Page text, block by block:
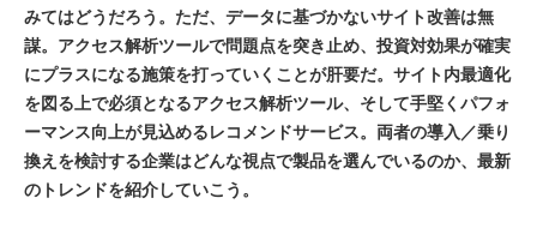
みてはどうだろう。ただ、データに基づかないサイト改善は無
謀。アクセス解析ツールで問題点を突き止め、投資対効果が確実
にプラスになる施策を打っていくことが肝要だ。サイト内最適化
を図る上で必須となるアクセス解析ツール、そして手堅くパフォ
ーマンス向上が見込めるレコメンドサービス。両者の導入／乗り
換えを検討する企業はどんな視点で製品を選んでいるのか、最新
のトレンドを紹介していこう。